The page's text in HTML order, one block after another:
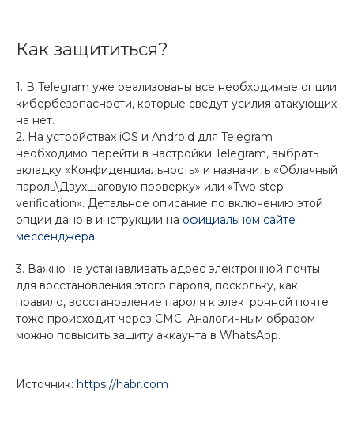
Как защититься?
1. В Telegram уже реализованы все необходимые опции
кибербезопасности, которые сведут усилия атакующих
на нет.
2. На устройствах iOS и Android для Telegram
необходимо перейти в настройки Telegram, выбрать
вкладку «Конфиденциальность» и назначить «Облачный
пароль\Двухшаговую проверку» или «Two step
verification». Детальное описание по включению этой
опции дано в инструкции на официальном сайте
мессенджера.
3. Важно не устанавливать адрес электронной почты
для восстановления этого пароля, поскольку, как
правило, восстановление пароля к электронной почте
тоже происходит через СМС. Аналогичным образом
можно повысить защиту аккаунта в WhatsApp.
Источник: https://habr.com